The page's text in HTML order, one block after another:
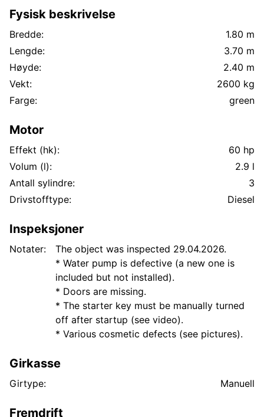
Fysisk beskrivelse
Bredde:
1.80 m
Lengde:
3.70 m
Høyde:
2.40 m
Vekt:
2600 kg
Farge:
green
Motor
Effekt (hk):
60 hp
Volum (l):
2.9 l
Antall sylindre:
3
Drivstofftype:
Diesel
Inspeksjoner
Notater:
The object was inspected 29.04.2026.
* Water pump is defective (a new one is
included but not installed).
* Doors are missing.
* The starter key must be manually turned
off after startup (see video).
* Various cosmetic defects (see pictures).
Girkasse
Girtype: Manuell
Fremdrift